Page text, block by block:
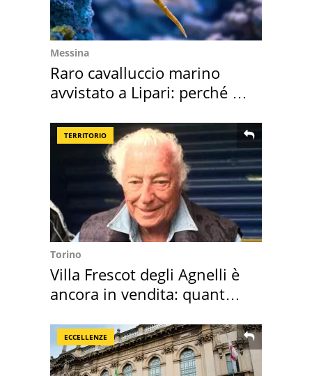
Messina
Raro cavalluccio marino
avvistato a Lipari: perché è
TERRITORIO
Torino
Villa Frescot degli Agnelli è
ancora in vendita: quanto
ECCELLENZE